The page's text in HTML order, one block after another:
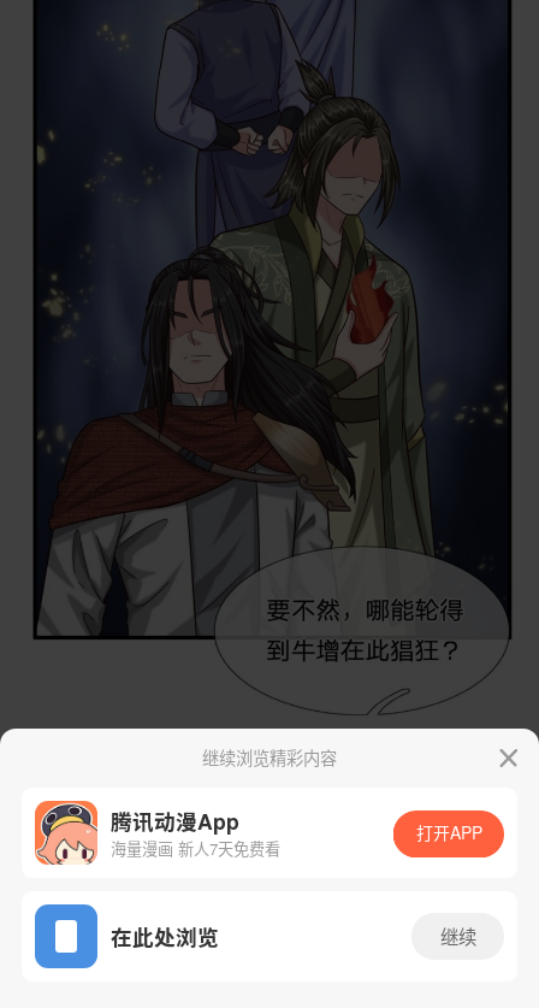
App免费看
继续浏览精彩内容
腾讯动漫App
海量漫画 新人7天免费看
打开APP
在此处浏览 继续